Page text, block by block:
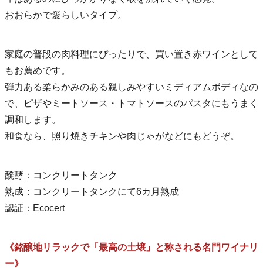
おおらかで愛らしいタイプ。
家庭の普段の肉料理にぴったりで、買い置き赤ワインとして
もお薦めです。
弾力ある柔らかみのある親しみやすいミディアムボディなの
で、ピザやミートソース・トマトソースのパスタにもうまく
調和します。
和食なら、照り焼きチキンや肉じゃがなどにもどうぞ。
醗酵：コンクリートタンク
熟成：コンクリートタンクにて6カ月熟成
認証：Ecocert
《銘醸地リラックで「最高の土壌」と称される名門ワイナリ
ー》